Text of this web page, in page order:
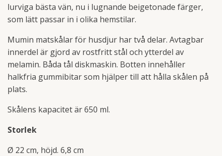
lurviga bästa vän, nu i lugnande beigetonade färger,
som lätt passar in i olika hemstilar.
Mumin matskålar för husdjur har två delar. Avtagbar
innerdel är gjord av rostfritt stål och ytterdel av
melamin. Båda tål diskmaskin. Botten innehåller
halkfria gummibitar som hjälper till att hålla skålen på
plats.
Skålens kapacitet är 650 ml.
Storlek
Ø 22 cm, höjd. 6,8 cm